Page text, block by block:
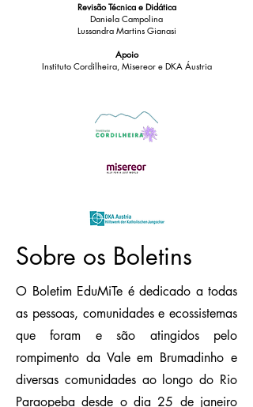
Revisão Técnica e Didática
Daniela Campolina
Lussandra Martins Gianasi
Apoio
Instituto Cordilheira, Misereor e DKA Áustria
Sobre os Boletins
O Boletim EduMiTe é dedicado a todas
as pessoas, comunidades e ecossistemas
que foram e são atingidos pelo
rompimento da Vale em Brumadinho e
diversas comunidades ao longo do Rio
Paraopeba desde o dia 25 de janeiro